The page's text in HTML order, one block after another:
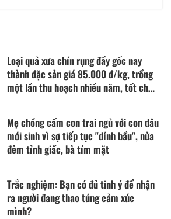
Loại quả xưa chín rụng đầy gốc nay
thành đặc sản giá 85.000 đ/kg, trồng
một lần thu hoạch nhiều năm, tốt cho
Mẹ chồng cấm con trai ngủ với con dâu
mới sinh vì sợ tiếp tục "dính bầu", nửa
đêm tỉnh giấc, bà tím mặt
Trắc nghiệm: Bạn có đủ tinh ý để nhận
ra người đang thao túng cảm xúc
mình?